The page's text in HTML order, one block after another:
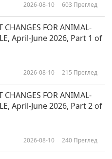
на Небесата и
- част 1 от 3
истории: Момичето,
с бяла копринена кърпа
2026-08-10 603 Преглед
CHANGES FOR ANIMAL-
April-June 2026, Part 1 of
2026-08-10 215 Преглед
CHANGES FOR ANIMAL-
April-June 2026, Part 2 of
2026-08-10 240 Преглед